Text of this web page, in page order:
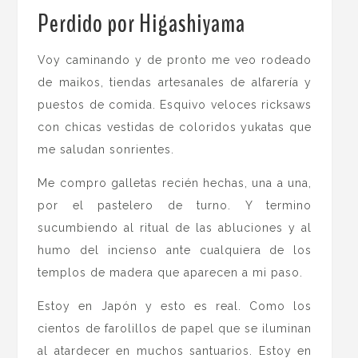
Perdido por Higashiyama
Voy caminando y de pronto me veo rodeado
de maikos, tiendas artesanales de alfarería y
puestos de comida. Esquivo veloces ricksaws
con chicas vestidas de coloridos yukatas que
me saludan sonrientes.
Me compro galletas recién hechas, una a una,
por el pastelero de turno. Y termino
sucumbiendo al ritual de las abluciones y al
humo del incienso ante cualquiera de los
templos de madera que aparecen a mi paso.
Estoy en Japón y esto es real. Como los
cientos de farolillos de papel que se iluminan
al atardecer en muchos santuarios. Estoy en